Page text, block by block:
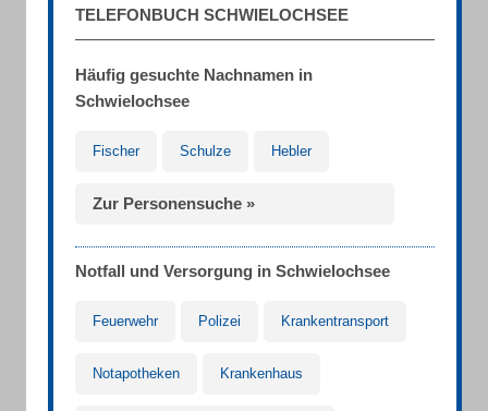
TELEFONBUCH SCHWIELOCHSEE
Häufig gesuchte Nachnamen in
Schwielochsee
Fischer Schulze Hebler
Zur Personensuche »
Notfall und Versorgung in Schwielochsee
Feuerwehr Polizei Krankentransport
Notapotheken Krankenhaus